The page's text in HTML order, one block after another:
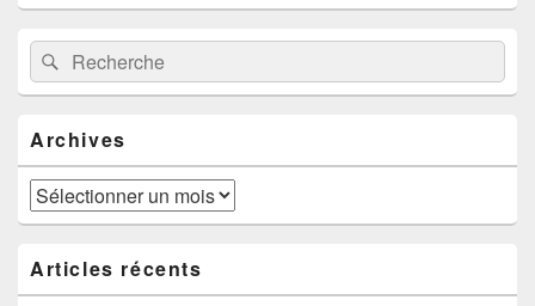
Zone
principale
de
widget
barre
latérale
Recherche :Rechercher
Archives
Archives
Articles récents